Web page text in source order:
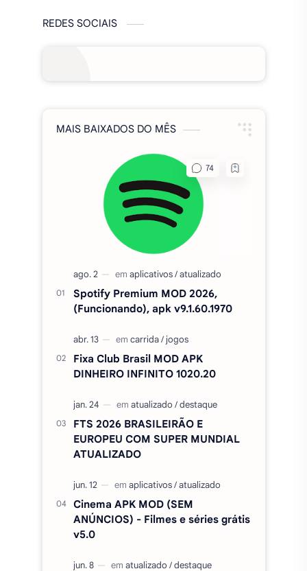
REDES SOCIAIS
MAIS BAIXADOS DO MÊS
Spotify Premium MOD 2026,
(Funcionando), apk v9.1.60.1970
Fixa Club Brasil MOD APK
DINHEIRO INFINITO 1020.20
FTS 2026 BRASILEIRÃO E
EUROPEU COM SUPER MUNDIAL
ATUALIZADO
Cinema APK MOD (SEM
ANÚNCIOS) - Filmes e séries grátis
v5.0